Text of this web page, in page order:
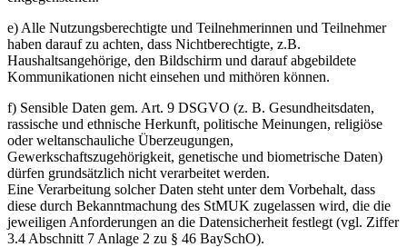
e) Alle Nutzungsberechtigte und Teilnehmerinnen und Teilnehmer
haben darauf zu achten, dass Nichtberechtigte, z.B.
Haushaltsangehörige, den Bildschirm und darauf abgebildete
Kommunikationen nicht einsehen und mithören können.
f) Sensible Daten gem. Art. 9 DSGVO (z. B. Gesundheitsdaten,
rassische und ethnische Herkunft, politische Meinungen, religiöse
oder weltanschauliche Überzeugungen,
Gewerkschaftszugehörigkeit, genetische und biometrische Daten)
dürfen grundsätzlich nicht verarbeitet werden.
Eine Verarbeitung solcher Daten steht unter dem Vorbehalt, dass
diese durch Bekanntmachung des StMUK zugelassen wird, die die
jeweiligen Anforderungen an die Datensicherheit festlegt (vgl. Ziffer
3.4 Abschnitt 7 Anlage 2 zu § 46 BaySchO).